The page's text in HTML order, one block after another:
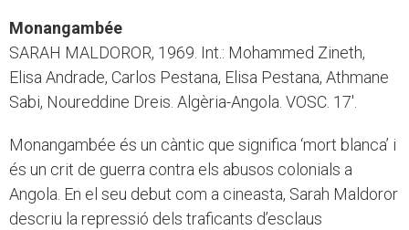
Monangambée
SARAH MALDOROR, 1969. Int.: Mohammed Zineth,
Elisa Andrade, Carlos Pestana, Elisa Pestana, Athmane
Sabi, Noureddine Dreis. Algèria-Angola. VOSC. 17'.
Monangambée és un càntic que significa ‘mort blanca’ i
és un crit de guerra contra els abusos colonials a
Angola. En el seu debut com a cineasta, Sarah Maldoror
descriu la repressió dels traficants d’esclaus